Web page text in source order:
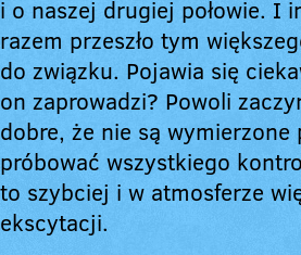
i o naszej drugiej połowie. I
razem przeszło tym
do związku. Pojawia się
on zaprowadzi? Powoli
dobre, że nie są
próbować wszystkiego
to szybciej i w atmosferze
ekscytacji.